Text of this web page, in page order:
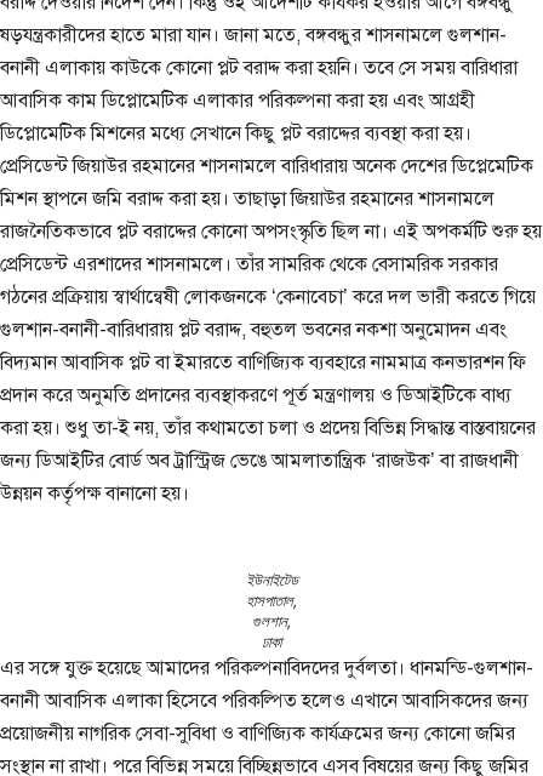
ষড়যন্ত্রকারীদের হাতে মারা যান। জানা মতে, বঙ্গবন্ধুর শাসনামলে গুলশান-
বনানী এলাকায় কাউকে কোনো প্লট বরাদ্দ করা হয়নি। তবে সে সময় বারিধারা
আবাসিক কাম ডিপ্লোমেটিক এলাকার পরিকল্পনা করা হয় এবং আগ্রহী
ডিপ্লোমেটিক মিশনের মধ্যে সেখানে কিছু প্লট বরাদ্দের ব্যবস্থা করা হয়।
প্রেসিডেন্ট জিয়াউর রহমানের শাসনামলে বারিধারায় অনেক দেশের ডিপ্লেমেটিক
মিশন স্থাপনে জমি বরাদ্দ করা হয়। তাছাড়া জিয়াউর রহমানের শাসনামলে
রাজনৈতিকভাবে প্লট বরাদ্দের কোনো অপসংস্কৃতি ছিল না। এই অপকর্মটি শুরু হয়
প্রেসিডেন্ট এরশাদের শাসনামলে। তাঁর সামরিক থেকে বেসামরিক সরকার
গঠনের প্রক্রিয়ায় স্বার্থান্বেষী লোকজনকে ‘কেনাবেচা’ করে দল ভারী করতে গিয়ে
গুলশান-বনানী-বারিধারায় প্লট বরাদ্দ, বহুতল ভবনের নকশা অনুমোদন এবং
বিদ্যমান আবাসিক প্লট বা ইমারতে বাণিজ্যিক ব্যবহারে নামমাত্র কনভারশন ফি
প্রদান করে অনুমতি প্রদানের ব্যবস্থাকরণে পূর্ত মন্ত্রণালয় ও ডিআইটিকে বাধ্য
করা হয়। শুধু তা-ই নয়, তাঁর কথামতো চলা ও প্রদেয় বিভিন্ন সিদ্ধান্ত বাস্তবায়নের
জন্য ডিআইটির বোর্ড অব ট্রাস্ট্রিজ ভেঙে আমলাতান্ত্রিক ‘রাজউক’ বা রাজধানী
উন্নয়ন কর্তৃপক্ষ বানানো হয়।
ইউনাইটেড
হাসপাতাল,
গুলশান,
ঢাকা
এর সঙ্গে যুক্ত হয়েছে আমাদের পরিকল্পনাবিদদের দুর্বলতা। ধানমন্ডি-গুলশান-
বনানী আবাসিক এলাকা হিসেবে পরিকল্পিত হলেও এখানে আবাসিকদের জন্য
প্রয়োজনীয় নাগরিক সেবা-সুবিধা ও বাণিজ্যিক কার্যক্রমের জন্য কোনো জমির
সংস্থান না রাখা। পরে বিভিন্ন সময়ে বিচ্ছিন্নভাবে এসব বিষয়ের জন্য কিছু জমির